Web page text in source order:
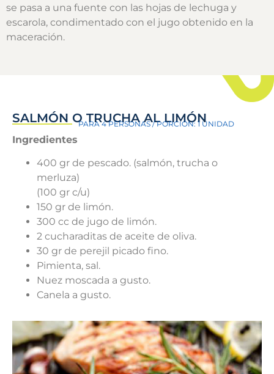
se pasa a una fuente con las hojas de lechuga y
escarola, condimentado con el jugo obtenido en la
maceración.
SALMÓN O TRUCHA AL LIMÓN
PARA 4 PERSONAS / PORCIÓN: 1 UNIDAD
Ingredientes
400 gr de pescado. (salmón, trucha o
merluza)
(100 gr c/u)
150 gr de limón.
300 cc de jugo de limón.
2 cucharaditas de aceite de oliva.
30 gr de perejil picado fino.
Pimienta, sal.
Nuez moscada a gusto.
Canela a gusto.